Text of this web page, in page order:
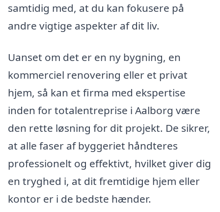
samtidig med, at du kan fokusere på
andre vigtige aspekter af dit liv.
Uanset om det er en ny bygning, en
kommerciel renovering eller et privat
hjem, så kan et firma med ekspertise
inden for totalentreprise i Aalborg være
den rette løsning for dit projekt. De sikrer,
at alle faser af byggeriet håndteres
professionelt og effektivt, hvilket giver dig
en tryghed i, at dit fremtidige hjem eller
kontor er i de bedste hænder.